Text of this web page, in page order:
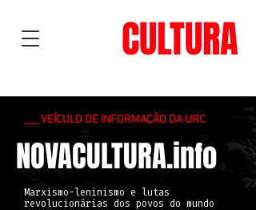
CULTURA
___ VEÍCULO DE INFORMAÇÃO DA URC
NOVACULTURA.info
Marxismo-leninismo e lutas
revolucionárias dos povos do mundo